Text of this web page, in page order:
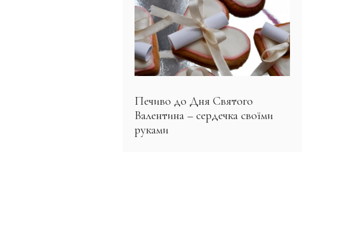
Печиво до Дня Святого
Валентина – сердечка своїми
руками